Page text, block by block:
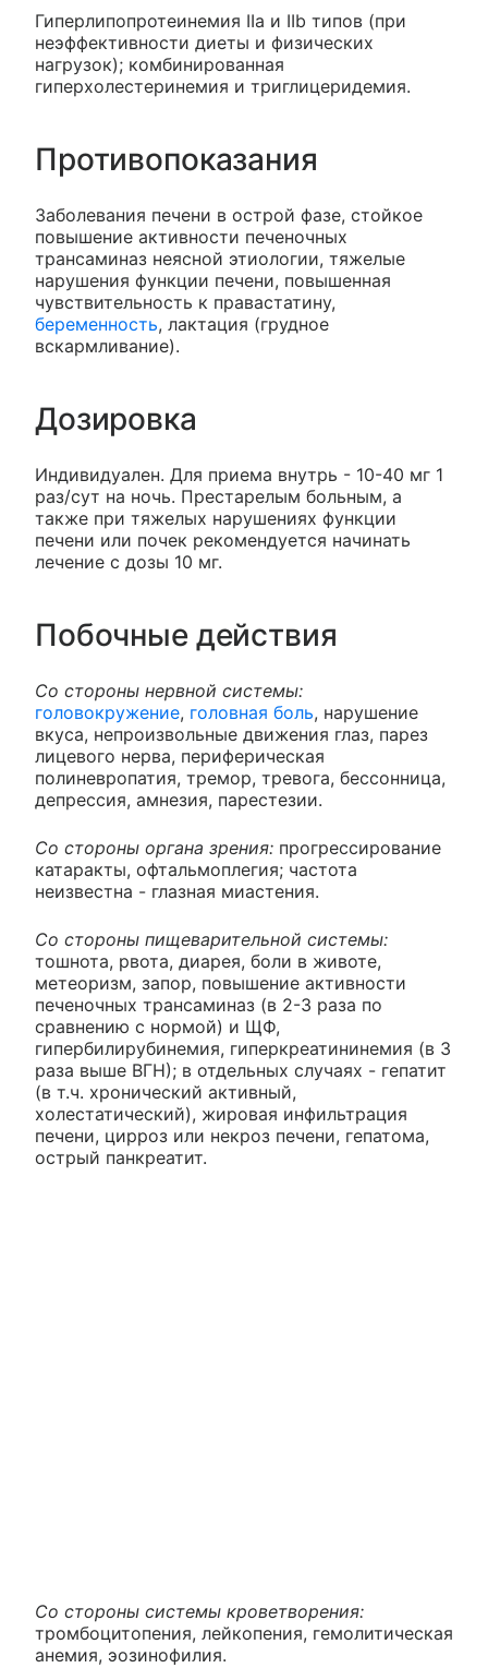
Гиперлипопротеинемия IIa и IIb типов (при
неэффективности диеты и физических
нагрузок); комбинированная
гиперхолестеринемия и триглицеридемия.
Противопоказания
Заболевания печени в острой фазе, стойкое
повышение активности печеночных
трансаминаз неясной этиологии, тяжелые
нарушения функции печени, повышенная
чувствительность к правастатину,
беременность, лактация (грудное
вскармливание).
Дозировка
Индивидуален. Для приема внутрь - 10-40 мг 1
раз/сут на ночь. Престарелым больным, а
также при тяжелых нарушениях функции
печени или почек рекомендуется начинать
лечение с дозы 10 мг.
Побочные действия
Со стороны нервной системы:
головокружение, головная боль, нарушение
вкуса, непроизвольные движения глаз, парез
лицевого нерва, периферическая
полиневропатия, тремор, тревога, бессонница,
депрессия, амнезия, парестезии.
Со стороны органа зрения: прогрессирование
катаракты, офтальмоплегия; частота
неизвестна - глазная миастения.
Со стороны пищеварительной системы:
тошнота, рвота, диарея, боли в животе,
метеоризм, запор, повышение активности
печеночных трансаминаз (в 2-3 раза по
сравнению с нормой) и ЩФ,
гипербилирубинемия, гиперкреатининемия (в 3
раза выше ВГН); в отдельных случаях - гепатит
(в т.ч. хронический активный,
холестатический), жировая инфильтрация
печени, цирроз или некроз печени, гепатома,
острый панкреатит.
Со стороны системы кроветворения:
тромбоцитопения, лейкопения, гемолитическая
анемия, эозинофилия.